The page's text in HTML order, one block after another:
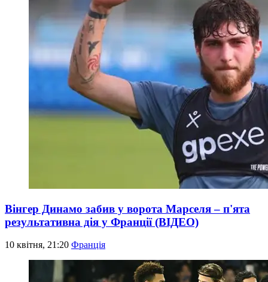
Вінгер Динамо забив у ворота Марселя – п'ята
результативна дія у Франції (ВІДЕО)
10 квітня, 21:20 Франція